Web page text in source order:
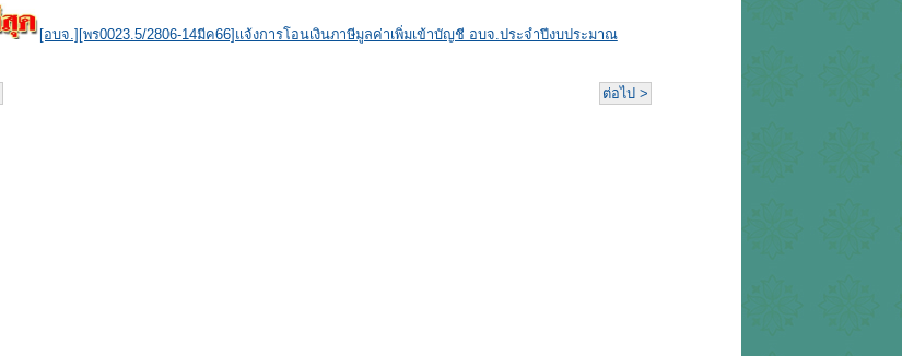
[อบจ.][พร0023.5/2806-14มีค66]แจ้งการโอนเงินภาษีมูลค่าเพิ่มเข้าบัญชี อบจ.ประจำปีงบประมาณ
ต่อไป >